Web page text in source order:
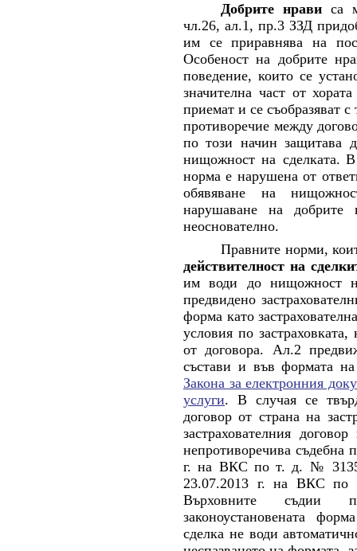
Добрите нрави са
чл.26, ал.1, пр.3 ЗЗД
им се приравнява на
Особеност на добрите
поведение, които се
значителна част от
приемат и се съобразяват
противоречие между
по този начин защитава
нищожност на сделката. В
норма е нарушена от
обявяване на
нарушаване на добрите
неоснователно.
Правните норми,
действителност на
им води до нищожност
предвидено
форма като
условия по
от договора. Ал.2
състави и във формата
Закона за електронния
услуги. В случая се
договор от страна на
застрахователния договор
непротиворечива съдебна
г. на ВКС по т. д. №
23.07.2013 г. на ВКС
Върховните
законоустановената
сделка не води